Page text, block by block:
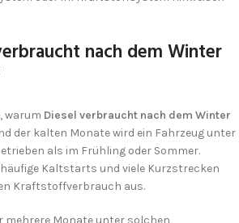
nach dem Winter
warum Diesel verbraucht nach dem Winter
der kalten Monate wird ein Fahrzeug unter
als im Frühling oder Sommer.
häufige Kaltstarts und viele Kurzstrecken
Kraftstoffverbrauch aus.